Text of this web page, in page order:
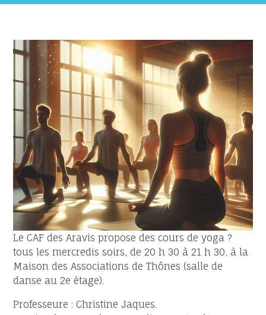
Le CAF des Aravis propose des cours de yoga ?
tous les mercredis soirs, de 20 h 30 à 21 h 30, à la
Maison des Associations de Thônes (salle de
danse au 2e étage).
Professeure : Christine Jaques.